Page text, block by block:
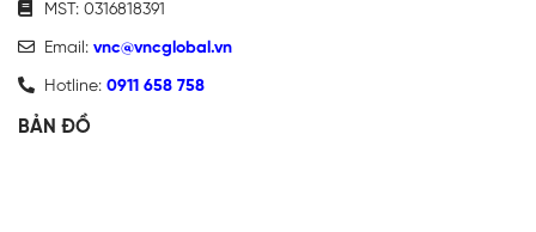
MST: 0316818391
Email: vnc@vncglobal.vn
Hotline: 0911 658 758
BẢN ĐỒ